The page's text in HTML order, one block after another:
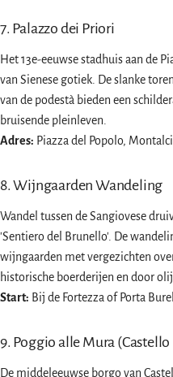
7. Palazzo dei Priori
Het 13e-eeuwse stadhuis aan de
van Sienese gotiek. De slanke
van de podestà bieden een
bruisende pleinleven.
Adres: Piazza del Popolo,
8. Wijngaarden Wandeling
Wandel tussen de Sangiovese
'Sentiero del Brunello'. De
wijngaarden met vergezichten
historische boerderijen en door
Start: Bij de Fortezza of Porta
9. Poggio alle Mura
De middeleeuwse borgo van